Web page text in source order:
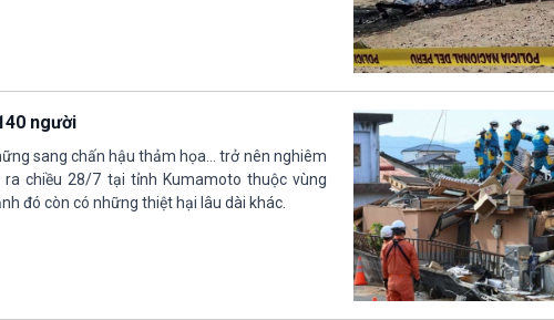
người
sang chấn hậu thảm họa... trở nên nghiêm
chiều 28/7 tại tỉnh Kumamoto thuộc vùng
đó còn có những thiệt hại lâu dài khác.